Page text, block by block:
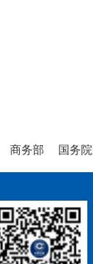
商务部 国务院